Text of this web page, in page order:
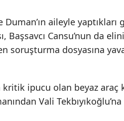
aileyle
Başsavcı Cansu’nun da
soruşturma dosyasına
ipucu olan beyaz araç
Vali Tekbıyıkoğlu’na